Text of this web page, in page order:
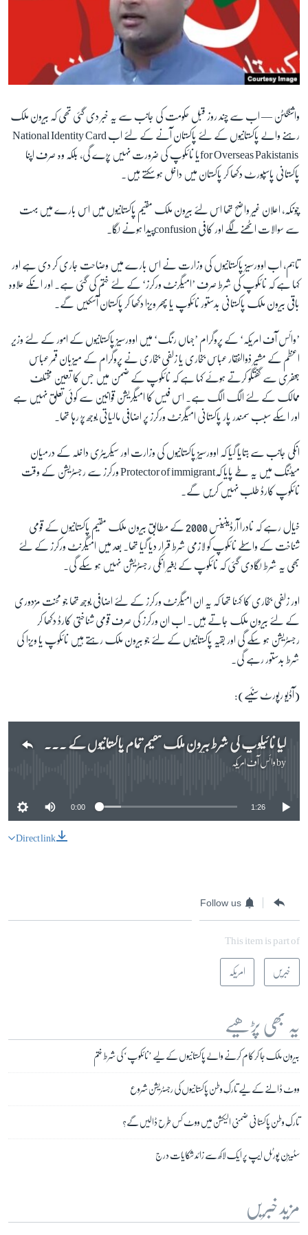
آرٹ
آزادیٔ صحافت
سائنس و ٹیکنالوجی
صحت
دلچسپ و عجیب
ویڈیوز
آڈیو
اسپیشل کوریج
اداریہ
FOLLOW US
زبان
واشنگٹن — اب سے چند روز قبل حکومت کی جانب سے یہ خبر دی گئی تھی کہ بیرون ملک
رہنے والے پاکستانیوں کے لئے پاکستان آنے کے لئے اب National Identity Card
for Overseas Pakistanisیا نائکوپ کی ضرورت نہیں پڑے گی، بلکہ وہ صرف اپنا
پاکستانی پاسپورٹ دکھا کر پاکستان میں داخل ہو سکتے ہیں۔
چونکہ، اعلان غیر واضح تھا اس لئے بیرون ملک مقیم پاکستانیوں میں اس بارے میں بہت
سے سوالات اٹھنے لگے اور کافی confusionپیدا ہونے لگا۔
تاہم، اب اوورسیز پاکستانیوں کی وزارت نے اس بارے میں وضاحت جاری کر دی ہے اور
کہا ہے کہ نائکوپ کی شرط صرف ’امیگرنٹ ورکرز‘ کے لئے ختم کی گئی ہے۔ اور انکے علاوہ
باقی بیرون ملک پاکستانی بدستور نائکوپ یا پھر ویزا دکھا کر پاکستان آسکیں گے۔
’وائس آف امریکہ‘ کے پروگرام ’جہاں رنگ‘ میں اوورسیز پاکستانیوں کے امور کے لئے وزیر
اعظم کے مشیر ذوالفقار عباس بخاری یا زلفی بخاری نے پروگرام کے میزبان قمر عباس
جعفری سے گفتگو کرتے ہوئے کہا ہے کہ نائکوپ کے ضمن میں جس کا تعین مختلف
ممالک کے لئے الگ الگ ہے۔ اس فیس کا امیگریشن قوانین سے کوئی تعلق نہیں ہے
اور اسکے سبب سمندر پار پاکستانی امیگرنٹ ورکرز پر اضافی مالیاتی بوجھ پڑ رہا تھا۔
انکی جانب سے بتایا گیا کہ اوورسیز پاکستانیوں کی وزارت اور سیکریٹری داخلہ کے درمیان
میٹنگ میں یہ طے پایا کہ Protector of immigrant ورکرز سے رجسٹریشن کے وقت
نائکوپ کارڈ طلب نہیں کریں گے۔
خیال رہے کہ نادرا آرڈینینس 2000 کے مطابق بیرون ملک مقیم پاکستانیوں کے قومی
شناخت کے واسطے نائکوپ کو لازمی شرط قرار دیا گیا تھا۔ بعد میں امیگرنٹ ورکرز کے لئے
بھی یہ شرط لگادی گئی کہ نائکوپ کے بغیر انکی رجسٹریشن نہیں ہو سکے گی۔
اور زلفی بخاری کا کہنا تھا کہ یہ ان امیگرنٹ ورکرز کے لئے اضافی بوجھ تھا جو محنت مزدوری
کے لئے بیرون ملک جاتے ہیں۔ اب ان ورکرز کی صرف قومی شناختی کارڈ دکھا کر
رجسٹریشن ہو سکے گی اور بقیہ پاکستانیوں کے لئے جو بیرون ملک رہتے ہیں نائکوپ یا ویزا کی
شرط بدستور رہے گی۔
(آڈیو رپورٹ سنئیے):
byوائس آف امریکہ
0:00 1:26
Direct link
Follow us
This item is part of
خبریں امریکہ
یہ بھی پڑھیے
بیرون ملک جا کر کام کرنے والے پاکستانیوں کے لیے ’نائکوپ‘ کی شرط ختم
ووٹ ڈالنے کے لیے تارکِ وطن پاکستانیوں کی رجسٹریشن شروع
تارکِ وطن پاکستانی ضمنی الیکشن میں ووٹ کس طرح ڈالیں گے؟
سٹیزن پورٹل ایپ پر ایک لاکھ سے زائد شکایات درج
مزید خبریں